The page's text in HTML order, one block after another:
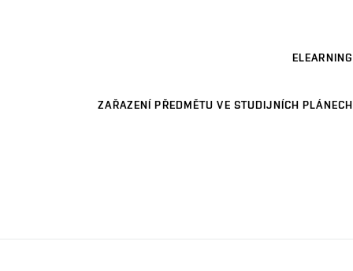
ELEARNING
ZAŘAZENÍ PŘEDMĚTU VE STUDIJNÍCH PLÁNECH